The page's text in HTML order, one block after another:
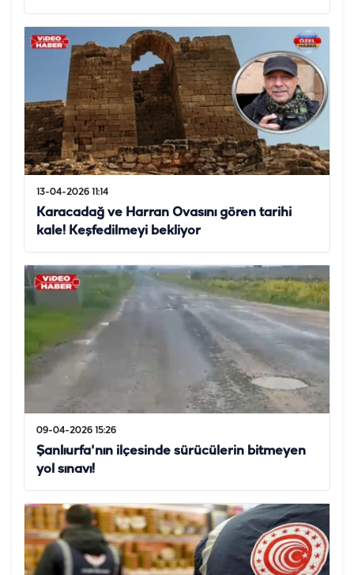
13-04-2026 11:14
Karacadağ ve Harran Ovasını gören tarihi
kale! Keşfedilmeyi bekliyor
09-04-2026 15:26
Şanlıurfa'nın ilçesinde sürücülerin bitmeyen
yol sınavı!